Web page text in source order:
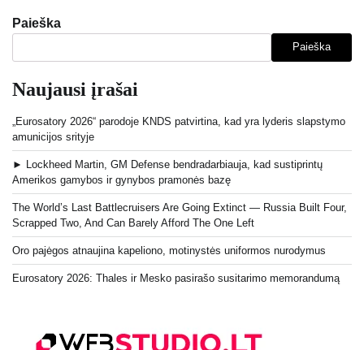
Paieška
Paieška
Naujausi įrašai
„Eurosatory 2026“ parodoje KNDS patvirtina, kad yra lyderis slapstymo
amunicijos srityje
► Lockheed Martin, GM Defense bendradarbiauja, kad sustiprintų
Amerikos gamybos ir gynybos pramonės bazę
The World’s Last Battlecruisers Are Going Extinct — Russia Built Four,
Scrapped Two, And Can Barely Afford The One Left
Oro pajėgos atnaujina kapeliono, motinystės uniformos nurodymus
Eurosatory 2026: Thales ir Mesko pasirašo susitarimo memorandumą